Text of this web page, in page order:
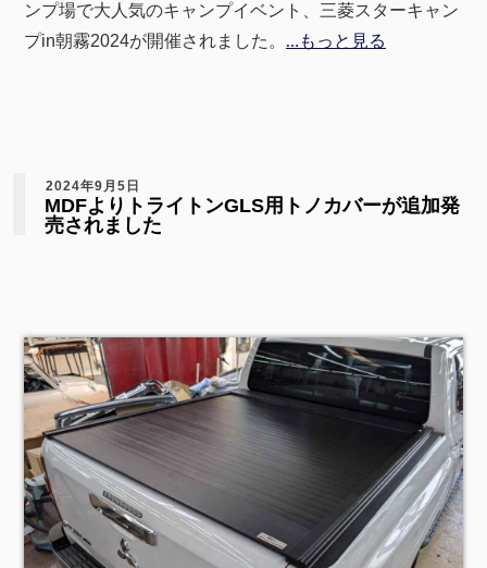
ンプ場で大人気のキャンプイベント、三菱スターキャン
プin朝霧2024が開催されました。 …もっと見る
2024年9月5日
MDFよりトライトンGLS用トノカバーが追加発
売されました